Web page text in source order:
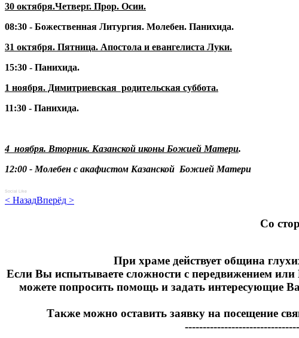
30 октября.Четверг. Прор. Осии.
08:30 - Божественная Литургия. Молебен. Панихида.
31 октября. Пятница. Апостола и евангелиста Луки.
15:30 - Панихида.
1 ноября. Димитриевская родительская суббота.
11:30 - Панихида.
4 ноября. Вторник. Казанской иконы Божией Матери.
12:00 - Молебен с акафистом Казанской Божией Матери
Social Like
< НазадВперёд >
Cо
При храме действует община
Если Вы испытываете сложности с передвижением
можете попросить помощь и задать интересующие
Также можно оставить заявку на посещение